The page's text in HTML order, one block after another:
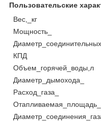
Пользовательские
Вес,_кг
Мощность_
КПД
Объем_горячей_воды,л
Диаметр_дымохода_
Расход_газа_
Отапливаемая_площадь_